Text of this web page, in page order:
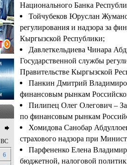
ВС
6
Национального Банка
Тойчубеков Юруслан
регулирования и надзора за
Кыргызской Республики;
Давлеткельдиева Чинара
Государственной службы
Правительстве Кыргызской
Панкин Дмитрий
финансовым рынкам
Пилипец Олег Олегович –
по финансовым рынкам
Хомидова Санобар
страхового надзора при
Парфененко Елена
бюджетной, налоговой